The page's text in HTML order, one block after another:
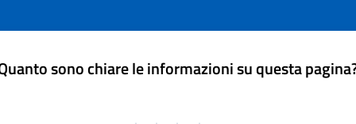
sono chiare le informazioni su questa